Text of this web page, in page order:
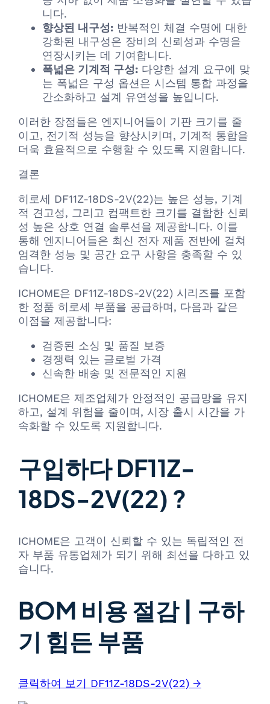
니다.
향상된 내구성: 반복적인 체결 수명에 대한
강화된 내구성은 장비의 신뢰성과 수명을
연장시키는 데 기여합니다.
폭넓은 기계적 구성: 다양한 설계 요구에 맞
는 폭넓은 구성 옵션은 시스템 통합 과정을
간소화하고 설계 유연성을 높입니다.
이러한 장점들은 엔지니어들이 기판 크기를 줄
이고, 전기적 성능을 향상시키며, 기계적 통합을
더욱 효율적으로 수행할 수 있도록 지원합니다.
결론
히로세 DF11Z-18DS-2V(22)는 높은 성능, 기계
적 견고성, 그리고 컴팩트한 크기를 결합한 신뢰
성 높은 상호 연결 솔루션을 제공합니다. 이를
통해 엔지니어들은 최신 전자 제품 전반에 걸쳐
엄격한 성능 및 공간 요구 사항을 충족할 수 있
습니다.
ICHOME은 DF11Z-18DS-2V(22) 시리즈를 포함
한 정품 히로세 부품을 공급하며, 다음과 같은
이점을 제공합니다:
검증된 소싱 및 품질 보증
경쟁력 있는 글로벌 가격
신속한 배송 및 전문적인 지원
ICHOME은 제조업체가 안정적인 공급망을 유지
하고, 설계 위험을 줄이며, 시장 출시 시간을 가
속화할 수 있도록 지원합니다.
구입하다 DF11Z-
18DS-2V(22) ?
ICHOME은 고객이 신뢰할 수 있는 독립적인 전
자 부품 유통업체가 되기 위해 최선을 다하고 있
습니다.
BOM 비용 절감 | 구하
기 힘든 부품
클릭하여 보기 DF11Z-18DS-2V(22) →